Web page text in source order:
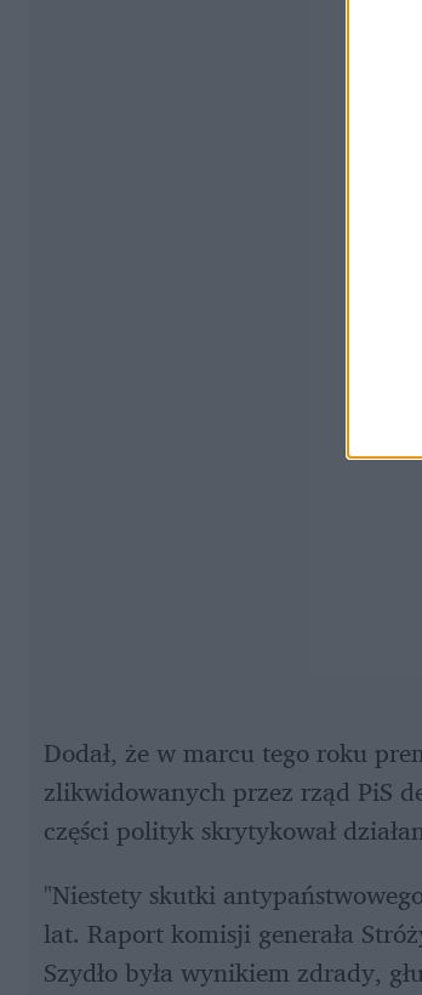
Dodał, że w marcu tego roku
zlikwidowanych przez rząd PiS
części polityk skrytykował
"Niestety skutki
lat. Raport komisji generała
Szydło była wynikiem zdrady,